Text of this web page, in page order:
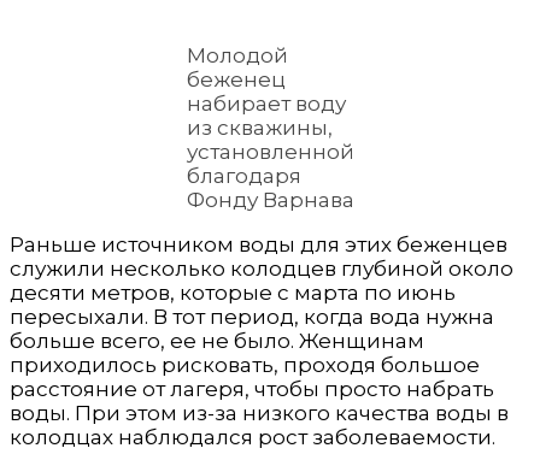
Молодой
беженец
набирает воду
из скважины,
установленной
благодаря
Фонду Варнава
Раньше источником воды для этих беженцев
служили несколько колодцев глубиной около
десяти метров, которые с марта по июнь
пересыхали. В тот период, когда вода нужна
больше всего, ее не было. Женщинам
приходилось рисковать, проходя большое
расстояние от лагеря, чтобы просто набрать
воды. При этом из-за низкого качества воды в
колодцах наблюдался рост заболеваемости.